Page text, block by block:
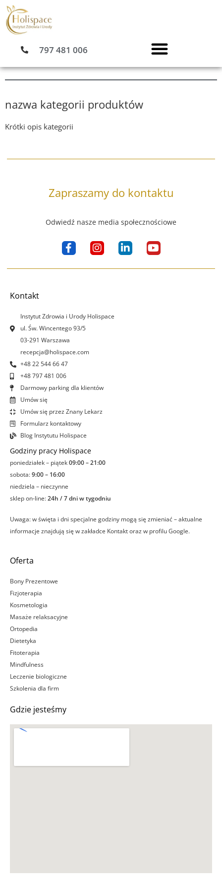
Przejdź
do
treści
797 481 006
nazwa kategorii produktów
Krótki opis kategorii
Zapraszamy do kontaktu
Odwiedź nasze media społecznościowe
F
a
c
k
-
f
I
n
s
a
L
i
n
Y
o
u
Kontakt
Instytut Zdrowia i Urody Holispace
ul. Św. Wincentego 93/5
03-291 Warszawa
recepcja@holispace.com
+48 22 544 66 47
+48 797 481 006
Darmowy parking dla klientów
Umów się
Umów się przez Znany Lekarz
Formularz kontaktowy
Blog Instytutu Holispace
Godziny pracy Holispace
poniedziałek – piątek09:00 – 21:00
sobota:9:00 – 16:00
niedziela – nieczynne
sklep on-line:24h / 7 dni w tygodniu
Uwaga: w święta i dni specjalne godziny mogą się zmieniać – aktualne
informacje znajdują się w zakładce Kontakt oraz w profilu Google.
Oferta
Bony Prezentowe
Fizjoterapia
Kosmetologia
Masaże relaksacyjne
Ortopedia
Dietetyka
Fitoterapia
Mindfulness
Leczenie biologiczne
Szkolenia dla firm
Gdzie jesteśmy